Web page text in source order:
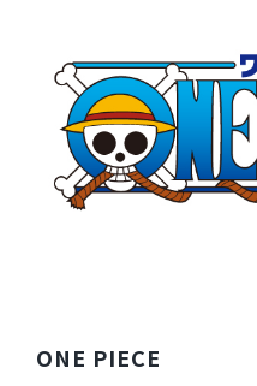
ご購入者様
購入確認済み
年齢: 40代 身長:156-160cm
サイズ感小さめ
ストレッチ感
よく伸びる
ONE PIECE